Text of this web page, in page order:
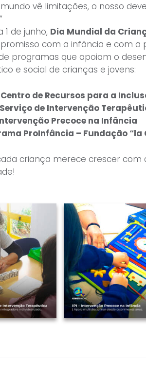
mundo vê limitações, o nosso
1 de junho, Dia Mundial da
com a infância e com a
programas que apoiam o
e social de crianças e jovens:
Centro de Recursos para a
Serviço de Intervenção
Precoce na Infância
ProInfância – Fundação “la
criança merece crescer com